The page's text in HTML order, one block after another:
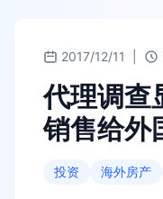
2017/12/11
代理调查
销售给外
投资 海外房产